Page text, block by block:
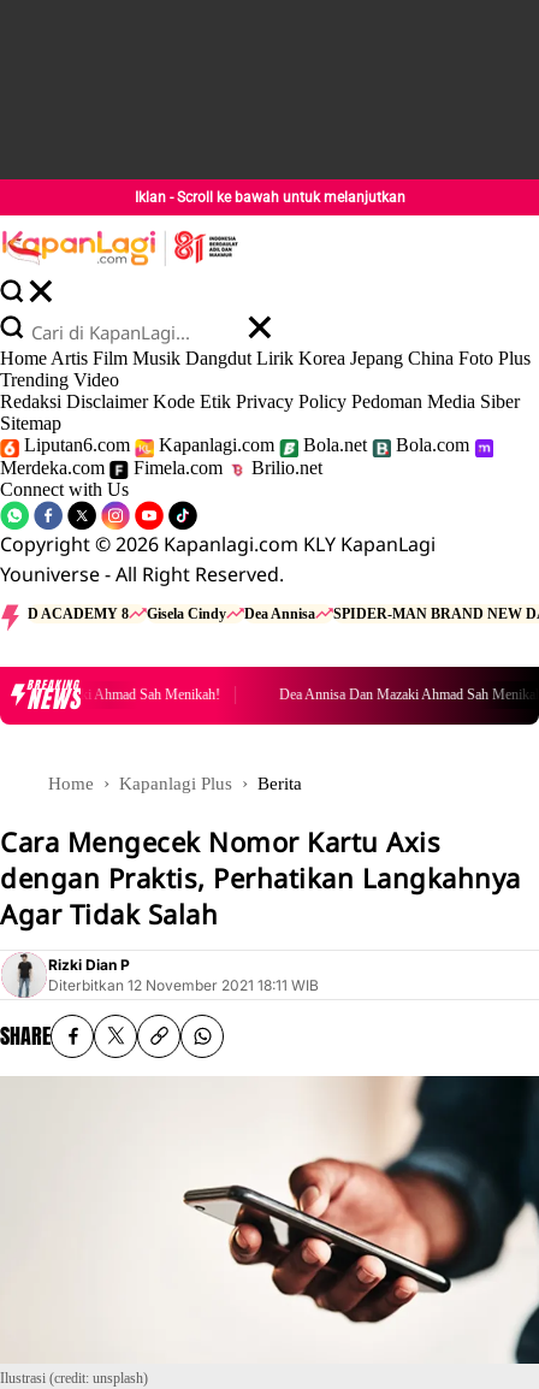
Iklan - Scroll ke bawah untuk melanjutkan
Home Artis Film Musik Dangdut Lirik Korea Jepang China Foto Plus
Trending Video
Redaksi Disclaimer Kode Etik Privacy Policy Pedoman Media Siber
Sitemap
Liputan6.com
Kapanlagi.com Bola.net
Bola.com
Merdeka.com
Fimela.com
Brilio.net
Connect with Us
Copyright © 2026 Kapanlagi.com KLY KapanLagi
Youniverse - All Right Reserved.
D ACADEMY 8 Gisela Cindy Dea Annisa SPIDER-MAN BRAND NEW
BREAKING
NEWS
Mazaki Ahmad Sah Menikah! Dea Annisa Dan Mazaki Ahmad Sah Menikah!
Home Kapanlagi Plus Berita
Cara Mengecek Nomor Kartu Axis
dengan Praktis, Perhatikan Langkahnya
Agar Tidak Salah
Rizki Dian P
Diterbitkan 12 November 2021 18:11 WIB
SHARE
Ilustrasi (credit: unsplash)